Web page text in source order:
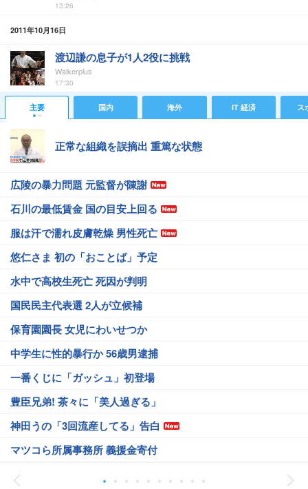
13:26
2011年10月16日
渡辺謙の息子が1人2役に挑戦
Walkerplus
17:30
主要 国内 海外 IT 経済 ス
正常な組織を誤摘出 重篤な状態
広陵の暴力問題 元監督が陳謝
石川の最低賃金 国の目安上回る
服は汗で濡れ皮膚乾燥 男性死亡
悠仁さま 初の「おことば」予定
水中で高校生死亡 死因が判明
国民民主代表選 2人が立候補
保育園園長 女児にわいせつか
中学生に性的暴行か 56歳男逮捕
一番くじに「ガッシュ」初登場
豊臣兄弟! 茶々に「美人過ぎる」
神田うの「3回流産してる」告白
マツコら所属事務所 義援金寄付